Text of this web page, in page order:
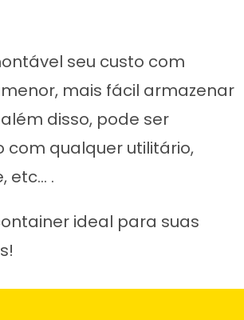
seu custo com
mais fácil armazenar
disso, pode ser
qualquer utilitário,
etc… .
ideal para suas